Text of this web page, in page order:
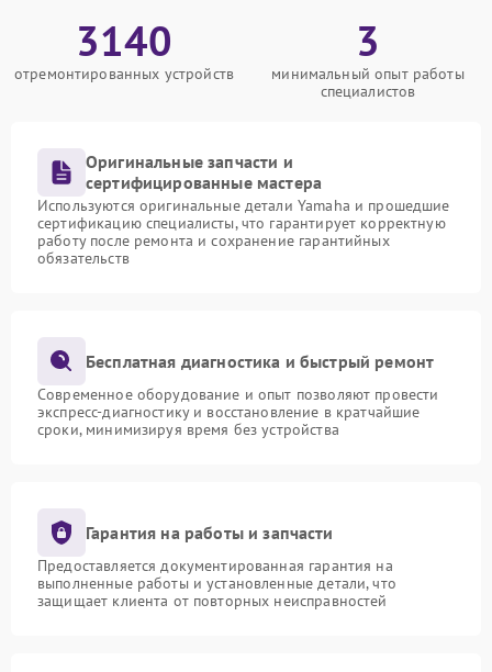
3140
отремонтированных устройств
3
минимальный опыт работы
специалистов
Оригинальные запчасти и
сертифицированные мастера
Используются оригинальные детали Yamaha и прошедшие
сертификацию специалисты, что гарантирует корректную
работу после ремонта и сохранение гарантийных
обязательств
Бесплатная диагностика и быстрый ремонт
Современное оборудование и опыт позволяют провести
экспресс-диагностику и восстановление в кратчайшие
сроки, минимизируя время без устройства
Гарантия на работы и запчасти
Предоставляется документированная гарантия на
выполненные работы и установленные детали, что
защищает клиента от повторных неисправностей